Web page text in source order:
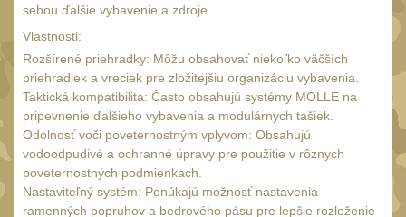
Kapesní svítilny
Svietidlá s magnetom 2
Potápačské svietidlá
Laserové značkovače 9
Nabíjačky 17
Adaptér pro nabíječku
sebou ďalšie vybavenie a zdroje.
Vlastnosti:
Rozšírené priehradky: Môžu obsahovať niekoľko väčších
priehradiek a vreciek pre zložitejšiu organizáciu vybavenia.
Taktická kompatibilita: Často obsahujú systémy MOLLE na
pripevnenie ďalšieho vybavenia a modulárnych tašiek.
Odolnosť voči poveternostným vplyvom: Obsahujú
vodoodpudivé a ochranné úpravy pre použitie v rôznych
poveternostných podmienkach.
Nastaviteľný systém: Ponúkajú možnosť nastavenia
ramenných popruhov a bedrového pásu pre lepšie rozloženie